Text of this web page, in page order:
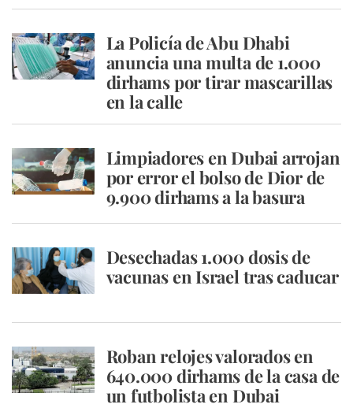
La Policía de Abu Dhabi
anuncia una multa de 1.000
dirhams por tirar mascarillas
en la calle
Limpiadores en Dubai arrojan
por error el bolso de Dior de
9.900 dirhams a la basura
Desechadas 1.000 dosis de
vacunas en Israel tras caducar
Roban relojes valorados en
640.000 dirhams de la casa de
un futbolista en Dubai